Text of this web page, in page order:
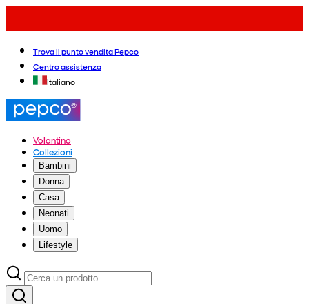
Trova il punto vendita Pepco
Centro assistenza
Italiano
Volantino
Collezioni
Bambini
Donna
Casa
Neonati
Uomo
Lifestyle